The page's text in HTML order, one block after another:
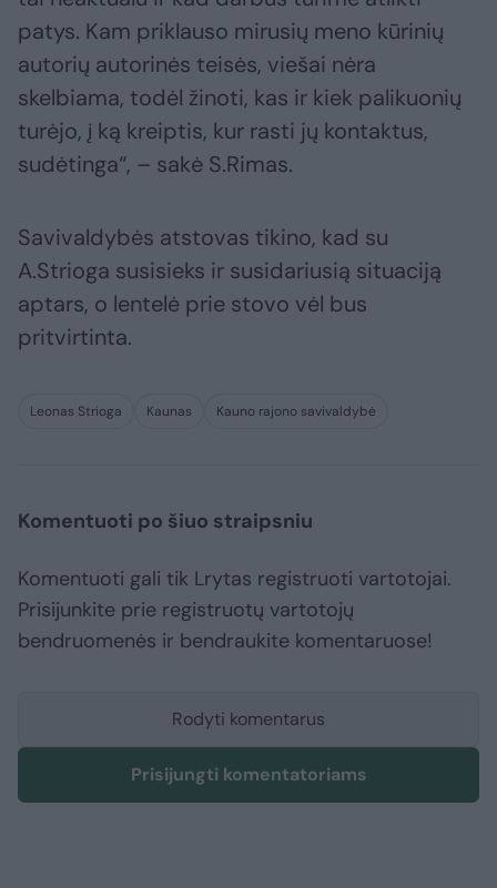
patys. Kam priklauso mirusių meno kūrinių
autorių autorinės teisės, viešai nėra
skelbiama, todėl žinoti, kas ir kiek palikuonių
turėjo, į ką kreiptis, kur rasti jų kontaktus,
sudėtinga“, – sakė S.Rimas.
Savivaldybės atstovas tikino, kad su
A.Strioga susisieks ir susidariusią situaciją
aptars, o lentelė prie stovo vėl bus
pritvirtinta.
Leonas Strioga Kaunas Kauno rajono savivaldybė
Komentuoti po šiuo straipsniu
Komentuoti gali tik Lrytas registruoti vartotojai.
Prisijunkite prie registruotų vartotojų
bendruomenės ir bendraukite komentaruose!
Rodyti komentarus
Prisijungti komentatoriams